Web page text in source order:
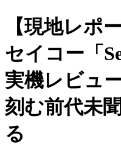
【現地レポ
セイコー「
実機レビュ
刻む前代未
る